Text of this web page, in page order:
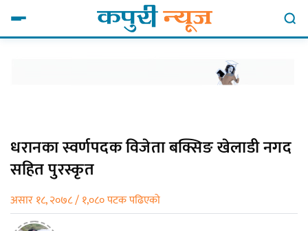
धरानका स्वर्णपदक विजेता बक्सिङ खेलाडी नगद
सहित पुरस्कृत
असार १८, २०७८ / १,०८० पटक पढिएको